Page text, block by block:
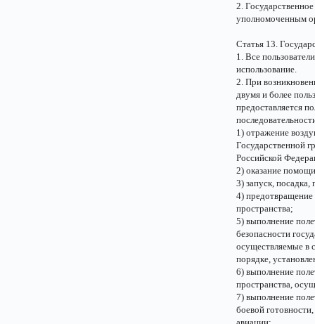
2.
уполномоченным
Статья 13.
1. Все
использование.
2. При
двумя и более
предоставляется
1) отражение
Государственной
Российской
2) оказание
3) запуск,
4)
пространства;
5) выполнение
безопасности
осуществляемые в
порядке,
6) выполнение
пространства,
7) выполнение
боевой